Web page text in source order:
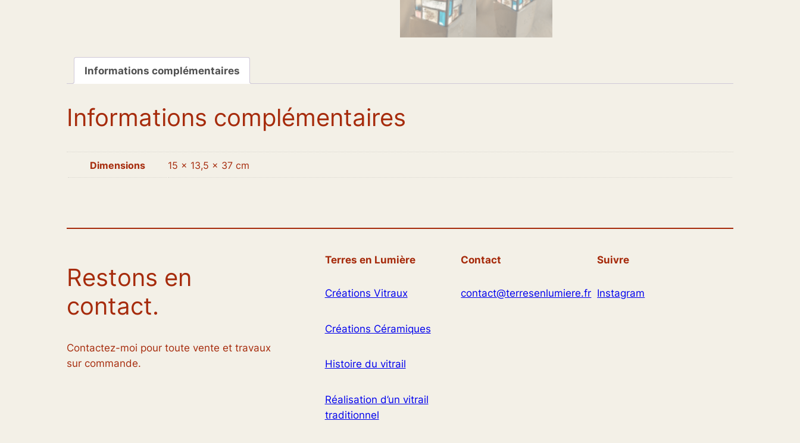
Informations complémentaires
Informations complémentaires
Dimensions 15 × 13,5 × 37 cm
Restons en
contact.
Contactez-moi pour toute vente et travaux
sur commande.
Terres en Lumière
Créations Vitraux
Créations Céramiques
Histoire du vitrail
Réalisation d’un vitrail
traditionnel
Contact
contact@terresenlumiere.fr
Suivre
Instagram